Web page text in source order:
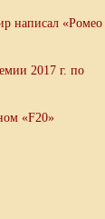
написал «Ромео
2017 г. по
«F20»